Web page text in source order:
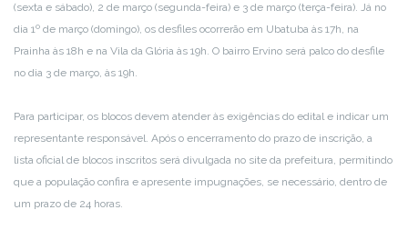
(sexta e sábado), 2 de março (segunda-feira) e 3 de março (terça-feira). Já no
dia 1º de março (domingo), os desfiles ocorrerão em Ubatuba às 17h, na
Prainha às 18h e na Vila da Glória às 19h. O bairro Ervino será palco do desfile
no dia 3 de março, às 19h.
Para participar, os blocos devem atender às exigências do edital e indicar um
representante responsável. Após o encerramento do prazo de inscrição, a
lista oficial de blocos inscritos será divulgada no site da prefeitura, permitindo
que a população confira e apresente impugnações, se necessário, dentro de
um prazo de 24 horas.